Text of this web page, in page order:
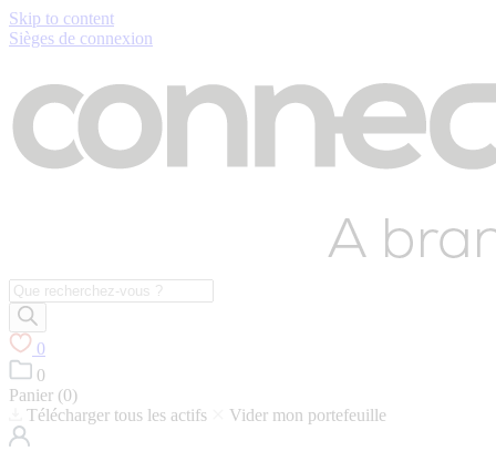
Skip to content
Sièges de connexion
Recherche
de
produits
0
0
Panier (0)
Télécharger tous les actifs
Vider mon portefeuille